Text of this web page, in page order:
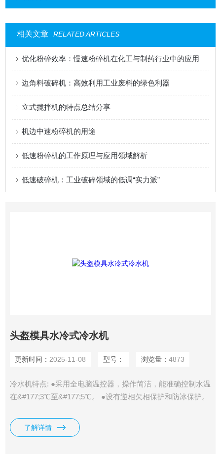
相关文章 RELATED ARTICLES
优化粉碎效率：慢速粉碎机在化工与制药行业中的应用
边角料破碎机：高效利用工业废料的绿色利器
立式搅拌机的特点总结分享
机边中速粉碎机的用途
低速粉碎机的工作原理与应用领域解析
低速破碎机：工业破碎领域的低调“实力派”
头盔模具水冷式冷水机
更新时间： 2025-11-08 型号： 浏览量： 4873
冷水机特点: ●采用全电脑温控器，操作简洁，能准确控制水温
在&#177;3℃至&#177;5℃。 ●设有逆相欠相保护和防冰保护。
计，换热效果更好。 ●内置304不锈钢保温水箱，经久耐用，
清洗方便。 ●具有电流过载保护、高低压制及电子时间延迟等
了解详情